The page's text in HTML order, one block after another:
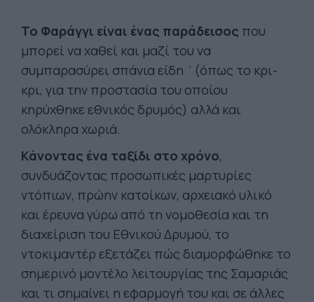
Το Φαράγγι είναι ένας παράδεισος που
μπορεί να χαθεί και μαζί του να
συμπαρασύρει σπάνια είδη ΄(όπως το κρι-
κρι, για την προστασία του οποίου
κηρύχθηκε εθνικός δρυμός) αλλά και
ολόκληρα χωριά.
Κάνοντας ένα ταξίδι στο χρόνο,
συνδυάζοντας προσωπικές μαρτυρίες
ντόπιων, πρώην κατοίκων, αρχειακό υλικό
και έρευνα γύρω από τη νομοθεσία και τη
διαχείριση του Εθνικού Δρυμού, το
ντοκιμαντέρ εξετάζει πώς διαμορφώθηκε το
σημερινό μοντέλο λειτουργίας της Σαμαριάς
και τι σημαίνει η εφαρμογή του και σε άλλες